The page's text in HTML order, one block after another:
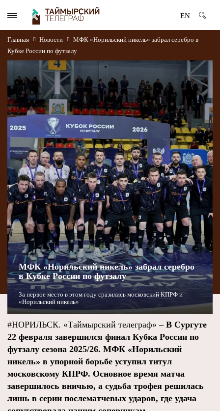
EN
Главная Новости
МФК «Норильский никель» забрал серебро в
Кубке России по футзалу
МФК «Норильский никель» забрал серебро
в Кубке России по футзалу
За первое место в этом году сразились московский КПРФ и
«Норильский никель»
#НОРИЛЬСК. «Таймырский телеграф» –В Сургуте
22 февраля завершился финал Кубка России по
футзалу сезона 2025/26. МФК «Норильский
никель» в упорной борьбе уступил титул
московскому КПРФ. Основное время матча
завершилось вничью, а судьба трофея решилась
лишь в серии послематчевых ударов, где удача